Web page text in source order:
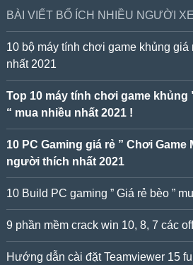
BÀI VIẾT BỔ ÍCH NHIỀU NGƯỜI
10 bộ máy tính chơi game khủng
nhất 2021
Top 10 máy tính chơi game khủng
“ mua nhiều nhất 2021 !
10 PC Gaming giá rẻ ” Chơi
người thích nhất 2021
10 Build PC gaming ” Giá rẻ bèo ”
9 phần mềm crack win 10, 8, 7 các
Hướng dẫn cài đặt Teamviewer 15